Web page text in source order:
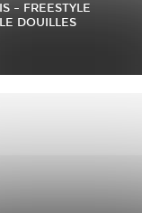
– FREESTYLE
DOUILLES